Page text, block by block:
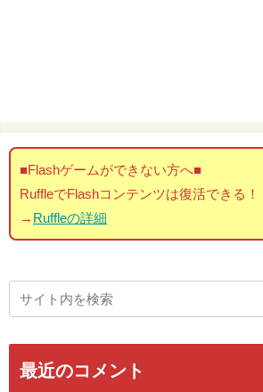
■Flashゲームができない方へ■
RuffleでFlashコンテンツは復活できる！
→ Ruffleの詳細
最近のコメント